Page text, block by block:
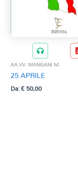
AA.VV. MANGANI M.
25 APRILE
Da:€50,00